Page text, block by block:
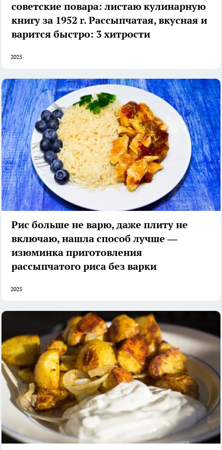
советские повара: листаю кулинарную
книгу за 1952 г. Рассыпчатая, вкусная и
варится быстро: 3 хитрости
2025
Рис больше не варю, даже плиту не
включаю, нашла способ лучше —
изюминка приготовления
рассыпчатого риса без варки
2025